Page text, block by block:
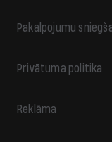
Pakalpojumu
Privātuma politika
Reklāma